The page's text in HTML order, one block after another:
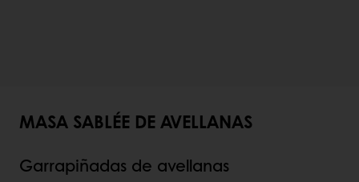
MASA SABLÉE DE AVELLANAS
Garrapiñadas de avellanas